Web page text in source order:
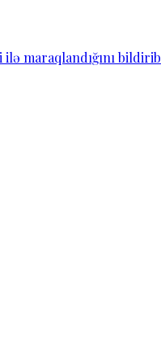
maraqlandığını bildirib